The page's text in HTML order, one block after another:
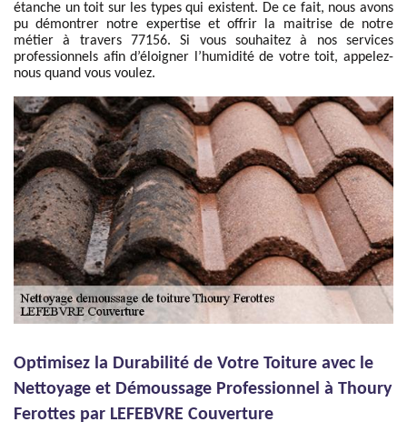
étanche un toit sur les types qui existent. De ce fait, nous avons
pu démontrer notre expertise et offrir la maitrise de notre
métier à travers 77156. Si vous souhaitez à nos services
professionnels afin d’éloigner l’humidité de votre toit, appelez-
nous quand vous voulez.
Optimisez la Durabilité de Votre Toiture avec le
Nettoyage et Démoussage Professionnel à Thoury
Ferottes par LEFEBVRE Couverture